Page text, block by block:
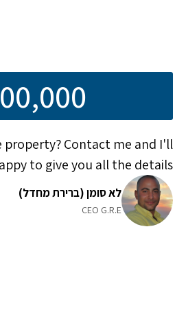
Contact me and I'll
to give you all the details!
לא סומן (ברירת מחדל)
CEO G.R.E